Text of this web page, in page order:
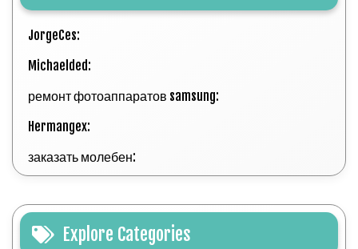
JorgeCes:
Michaelded:
ремонт фотоаппаратов samsung:
Hermangex:
заказать молебен:
Explore Categories